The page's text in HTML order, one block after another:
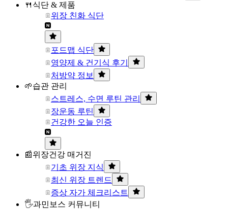
🍴식단 & 제품
위장 친화 식단
포드맵 식단
영양제 & 건기식 후기
처방약 정보
🌱습관 관리
스트레스, 수면 루틴 관리
장운동 루틴
건강한 오늘 인증
📰위장건강 매거진
기초 위장 지식
최신 위장 트렌드
증상 자가 체크리스트
🖐과민보스 커뮤니티